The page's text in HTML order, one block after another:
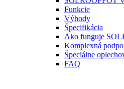
Funkcie
Výhody
Špecifikácia
Ako funguje
Komplexná
Špeciálne
FAQ